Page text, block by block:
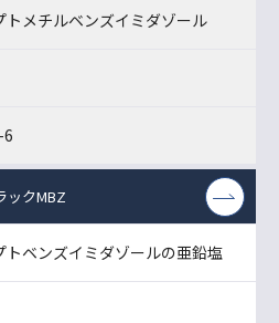
トメチルベンズイミダゾール
ックMBZ
トベンズイミダゾールの亜鉛塩